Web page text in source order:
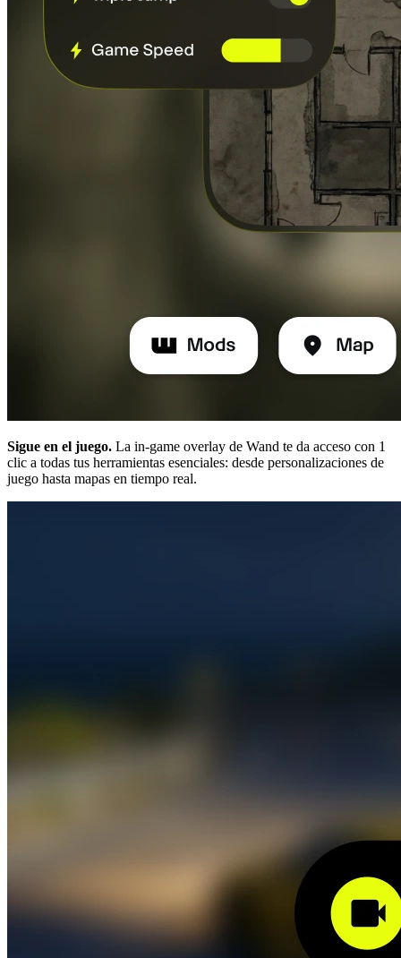
Sigue en el juego. La in-game overlay de Wand te da acceso con 1
clic a todas tus herramientas esenciales: desde personalizaciones de
juego hasta mapas en tiempo real.